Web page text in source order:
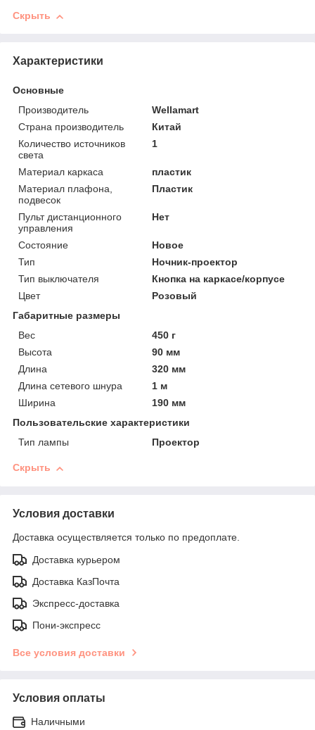
Скрыть
Характеристики
Основные
Производитель
Wellamart
Страна производитель
Китай
Количество источников
света
1
Материал каркаса
пластик
Материал плафона,
подвесок
Пластик
Пульт дистанционного
управления
Нет
Состояние
Новое
Тип
Ночник-проектор
Тип выключателя
Кнопка на каркасе/корпусе
Цвет
Розовый
Габаритные размеры
Вес
450 г
Высота
90 мм
Длина
320 мм
Длина сетевого шнура
1 м
Ширина
190 мм
Пользовательские характеристики
Тип лампы
Проектор
Скрыть
Условия доставки
Доставка осуществляется только по предоплате.
Доставка курьером
Доставка КазПочта
Экспресс-доставка
Пони-экспресс
Все условия доставки
Условия оплаты
Наличными